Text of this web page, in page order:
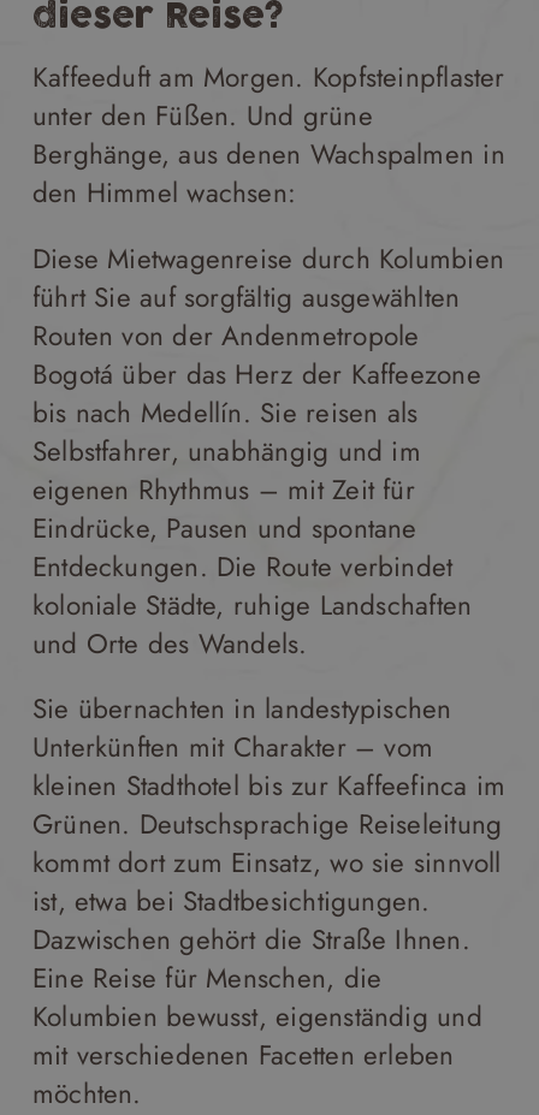
dieser Reise?
Kaffeeduft am Morgen. Kopfsteinpflaster
unter den Füßen. Und grüne
Berghänge, aus denen Wachspalmen in
den Himmel wachsen:
Diese Mietwagenreise durch Kolumbien
führt Sie auf sorgfältig ausgewählten
Routen von der Andenmetropole
Bogotá über das Herz der Kaffeezone
bis nach Medellín. Sie reisen als
Selbstfahrer, unabhängig und im
eigenen Rhythmus – mit Zeit für
Eindrücke, Pausen und spontane
Entdeckungen. Die Route verbindet
koloniale Städte, ruhige Landschaften
und Orte des Wandels.
Sie übernachten in landestypischen
Unterkünften mit Charakter – vom
kleinen Stadthotel bis zur Kaffeefinca im
Grünen. Deutschsprachige Reiseleitung
kommt dort zum Einsatz, wo sie sinnvoll
ist, etwa bei Stadtbesichtigungen.
Dazwischen gehört die Straße Ihnen.
Eine Reise für Menschen, die
Kolumbien bewusst, eigenständig und
mit verschiedenen Facetten erleben
möchten.